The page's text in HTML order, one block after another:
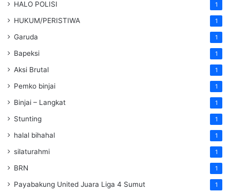
HALO POLISI 1
HUKUM/PERISTIWA 1
Garuda 1
Bapeksi 1
Aksi Brutal 1
Pemko binjai 1
Binjai – Langkat 1
Stunting 1
halal bihahal 1
silaturahmi 1
BRN 1
Payabakung United Juara Liga 4 Sumut 1